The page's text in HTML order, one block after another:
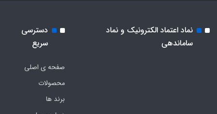
نماد اعتماد الکترونیک و نماد
ساماندهی
دسترسی
سریع
صفحه ی اصلی
محصولات
برند ها